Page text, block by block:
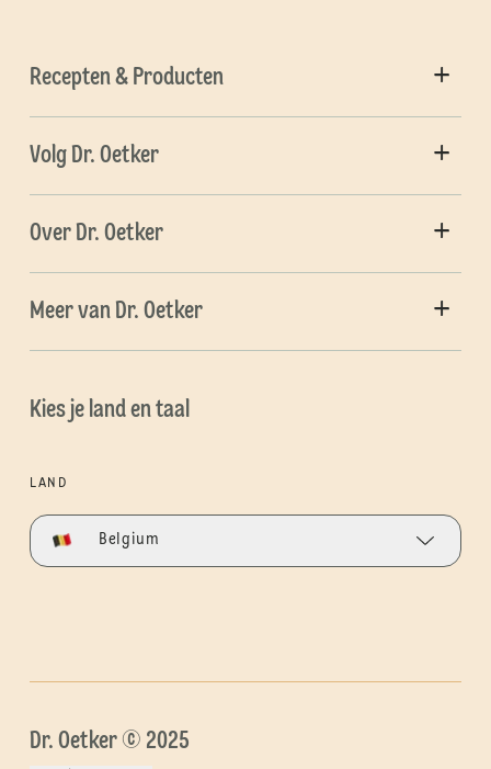
Recepten & Producten
Volg Dr. Oetker
Over Dr. Oetker
Meer van Dr. Oetker
Kies je land en taal
LAND
Belgium
Dr. Oetker © 2025